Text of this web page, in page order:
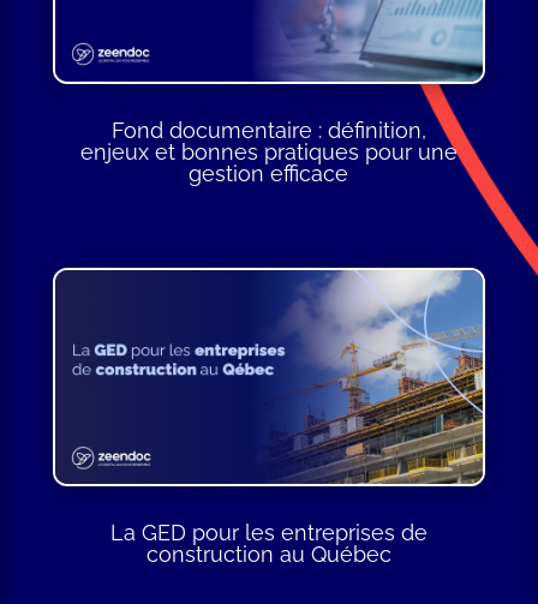
Fond documentaire : définition,
enjeux et bonnes pratiques pour une
gestion efficace
La GED pour les entreprises de
construction au Québec